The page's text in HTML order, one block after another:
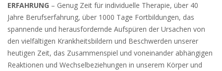
ERFAHRUNG – Genug Zeit für individuelle Therapie, über 40
Jahre Berufserfahrung, über 1000 Tage Fortbildungen, das
spannende und herausfordernde Aufspüren der Ursachen von
den vielfältigen Krankheitsbildern und Beschwerden unserer
heutigen Zeit, das Zusammenspiel und voneinander abhängigen
Reaktionen und Wechselbeziehungen in unserem Körper und